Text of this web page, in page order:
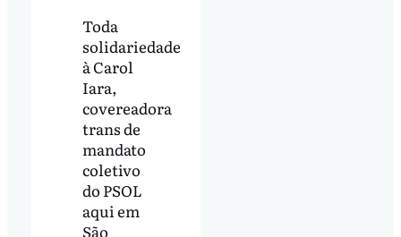
Toda
solidariedade
à Carol
Iara,
covereadora
trans de
mandato
coletivo
do PSOL
aqui em
São